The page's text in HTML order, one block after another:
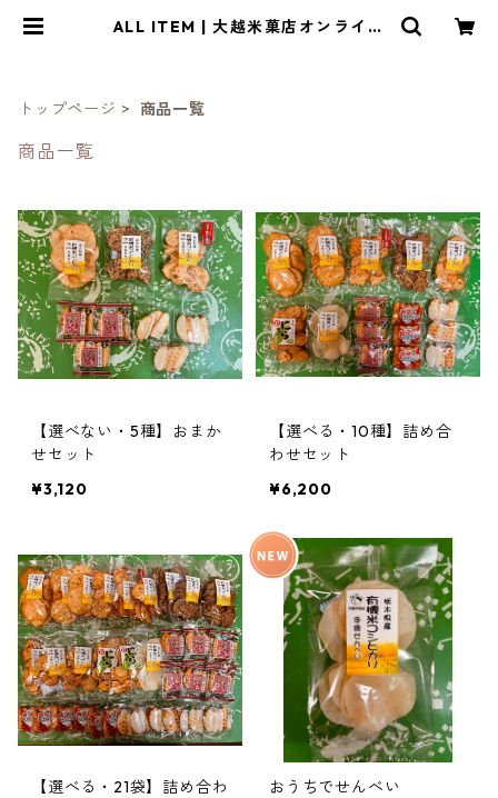
ALL ITEM | 大越米菓店オンライン
トップページ 商品一覧
商品一覧
【選べない・5種】おまか
せセット
¥3,120
【選べる・10種】詰め合
わせセット
¥6,200
【選べる・21袋】詰め合わ
おうちでせんべい